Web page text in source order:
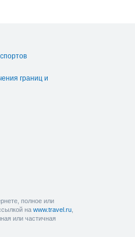
границ и
полное или
на www.travel.ru
или частичная